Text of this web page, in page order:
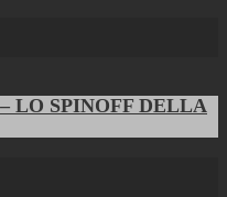
LO SPINOFF DELLA